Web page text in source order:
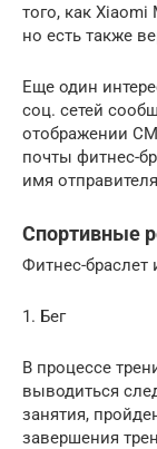
того, как Xiaomi
но есть также
Еще один
соц. сетей
отображении
почты фитнес-
имя
Спортивные
Фитнес-
1. Бег
В процессе
выводиться
занятия,
завершения